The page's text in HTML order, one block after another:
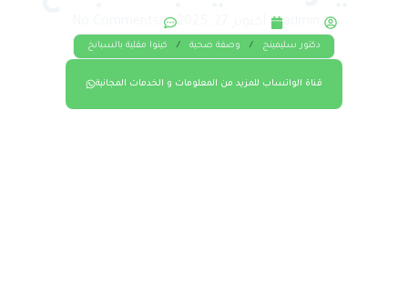
admin
دكتور سليمينج / وصفة صحية / كينوا مقلية بالسبانخ
قناة الواتساب للمزيد من المعلومات و الخدمات المجانية